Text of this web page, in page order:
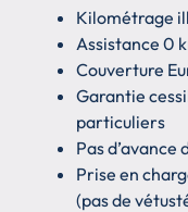
Kilométrage
Assistance 0
Couverture
Garantie
particuliers
Pas d’avance
Prise en
(pas de